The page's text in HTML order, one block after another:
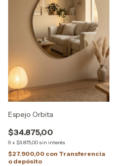
Espejo Orbita
$34.875,00
9 x $3.875,00 sin interés
$27.900,00 con Transferencia
o depósito